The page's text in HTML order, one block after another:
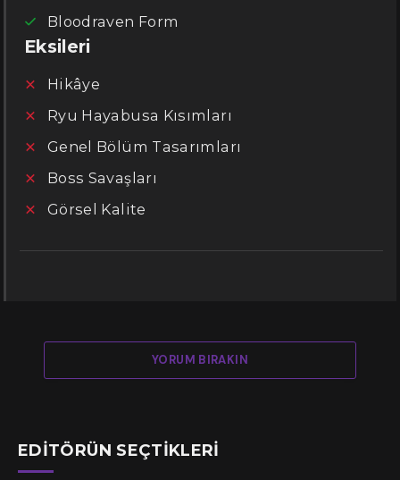
Bloodraven Form
Eksileri
Hikâye
Ryu Hayabusa Kısımları
Genel Bölüm Tasarımları
Boss Savaşları
Görsel Kalite
YORUM BIRAKIN
EDITÖRÜN SEÇTIKLERI